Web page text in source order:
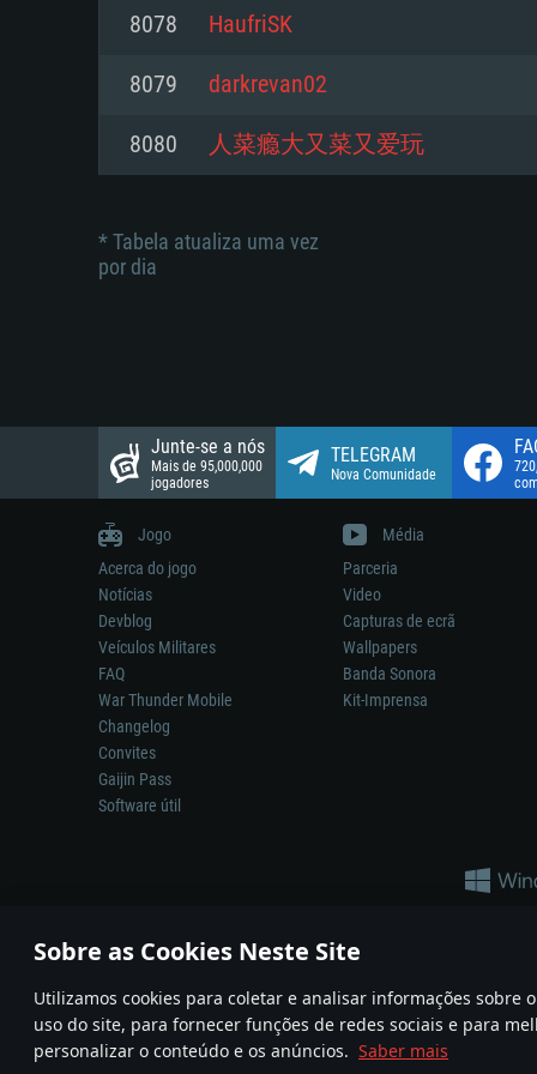
Sobre as Cookies Neste Site
Utilizamos cookies para coletar e analisar informações sobre
uso do site, para fornecer funções de redes sociais e para
personalizar o conteúdo e os anúncios. Saber mais
Disco: 23,1 GB
Network: Internet de banda larga.
Disco: 21,5 GB
Network: Internet de banda larga.
Disco: 21,5 GB
8078 HaufriSK
8079 darkrevan02
8080 人菜瘾大又菜又爱玩
* Tabela atualiza uma vez
por dia
Junte-se a nós
Mais de 95,000,000
jogadores
TELEGRAM
Nova Comunidade
Jogo
Acerca do jogo
Notícias
Devblog
Veículos Militares
FAQ
War Thunder Mobile
Changelog
Convites
Gaijin Pass
Software útil
Média
Parceria
Video
Capturas de ecrã
Wallpapers
Banda Sonora
Kit-Imprensa
A reprodução de qualquer sistema de armas ou veículo neste
© 2011—2026 Gaijin Games Kft. All trademarks, logos and brand
Termos e condições Termos de Serviço